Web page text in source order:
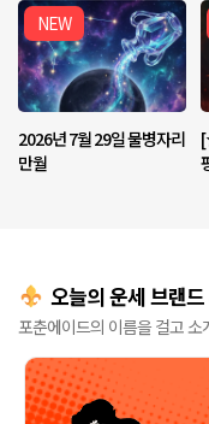
NEW
2026년 7월 29일 물병자리
만월
오늘의 운세 브랜
포춘에이드의 이름을 걸고 소